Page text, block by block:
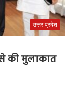
उत्तर प्रदेश
की मुलाकात